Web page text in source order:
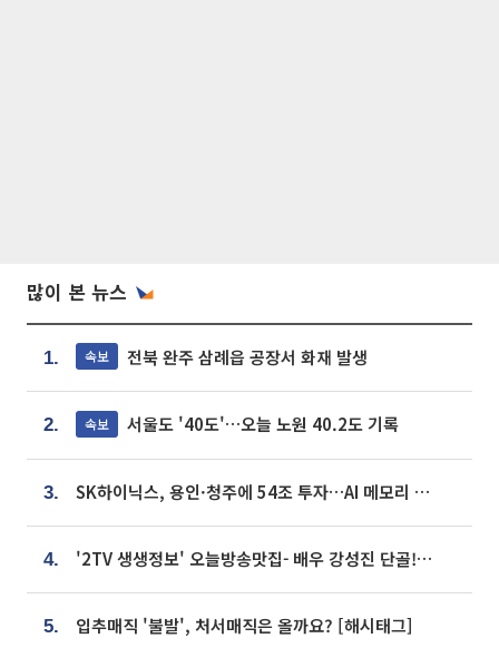
많이 본 뉴스
1. 속보 전북 완주 삼례읍 공장서 화재 발생
2. 속보 서울도 '40도'…오늘 노원 40.2도 기록
3. SK하이닉스, 용인·청주에 54조 투자…AI 메모리 생산기지 키운다
4. '2TV 생생정보' 오늘방송맛집- 배우 강성진 단골! 쌀국수ㆍ푸팟퐁 커리 맛집 '블○○○'
5. 입추매직 '불발', 처서매직은 올까요? [해시태그]